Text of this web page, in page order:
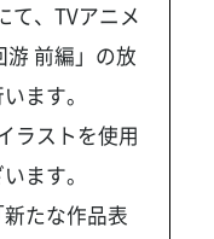
て、TVアニメ
游 前編」の放
ます。
ラストを使用
ます。
たな作品表